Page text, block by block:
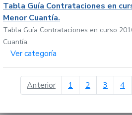
Tabla Guía Contrataciones en
Menor Cuantía.
Tabla Guía Contrataciones en curso
Cuantía.
Ver categoría
Anteriorpágina anterior
1 2 3 4